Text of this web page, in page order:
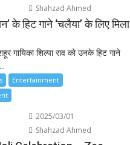
Shahzad Ahmed
के हिट गाने ‘चलैया’ के लिए मिला
गायिका शिल्पा राव को उनके हिट गाने
Entertainment
2025/03/01
Shahzad Ahmed